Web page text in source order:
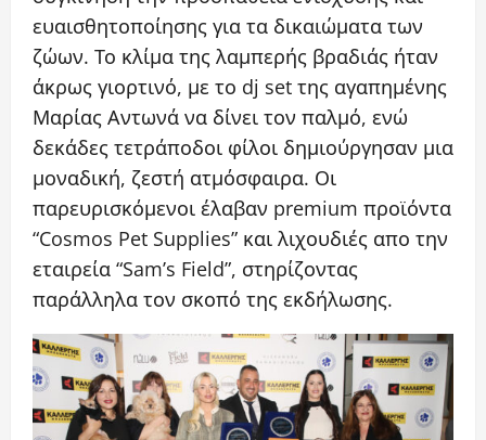
ευαισθητοποίησης για τα δικαιώματα των
ζώων. Το κλίμα της λαμπερής βραδιάς ήταν
άκρως γιορτινό, με το dj set της αγαπημένης
Μαρίας Αντωνά να δίνει τον παλμό, ενώ
δεκάδες τετράποδοι φίλοι δημιούργησαν μια
μοναδική, ζεστή ατμόσφαιρα. Οι
παρευρισκόμενοι έλαβαν premium προϊόντα
“Cosmos Pet Supplies” και λιχουδιές απο την
εταιρεία “Sam’s Field”, στηρίζοντας
παράλληλα τον σκοπό της εκδήλωσης.